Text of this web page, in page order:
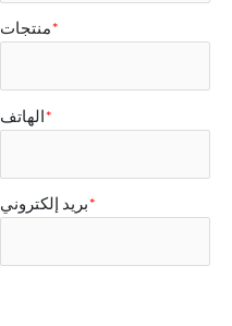
منتجات*
الهاتف *
بريد إلكتروني*